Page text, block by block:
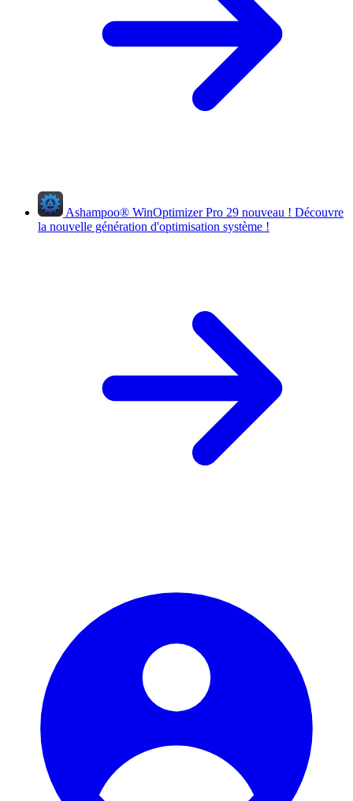
Ashampoo® WinOptimizer Pro 29 nouveau ! Découvre
la nouvelle génération d'optimisation système !